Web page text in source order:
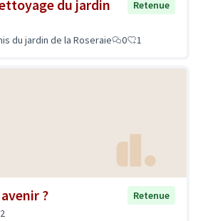
du jardin
Retenue
du jardin de la Roseraie 0 1
?
Retenue
2